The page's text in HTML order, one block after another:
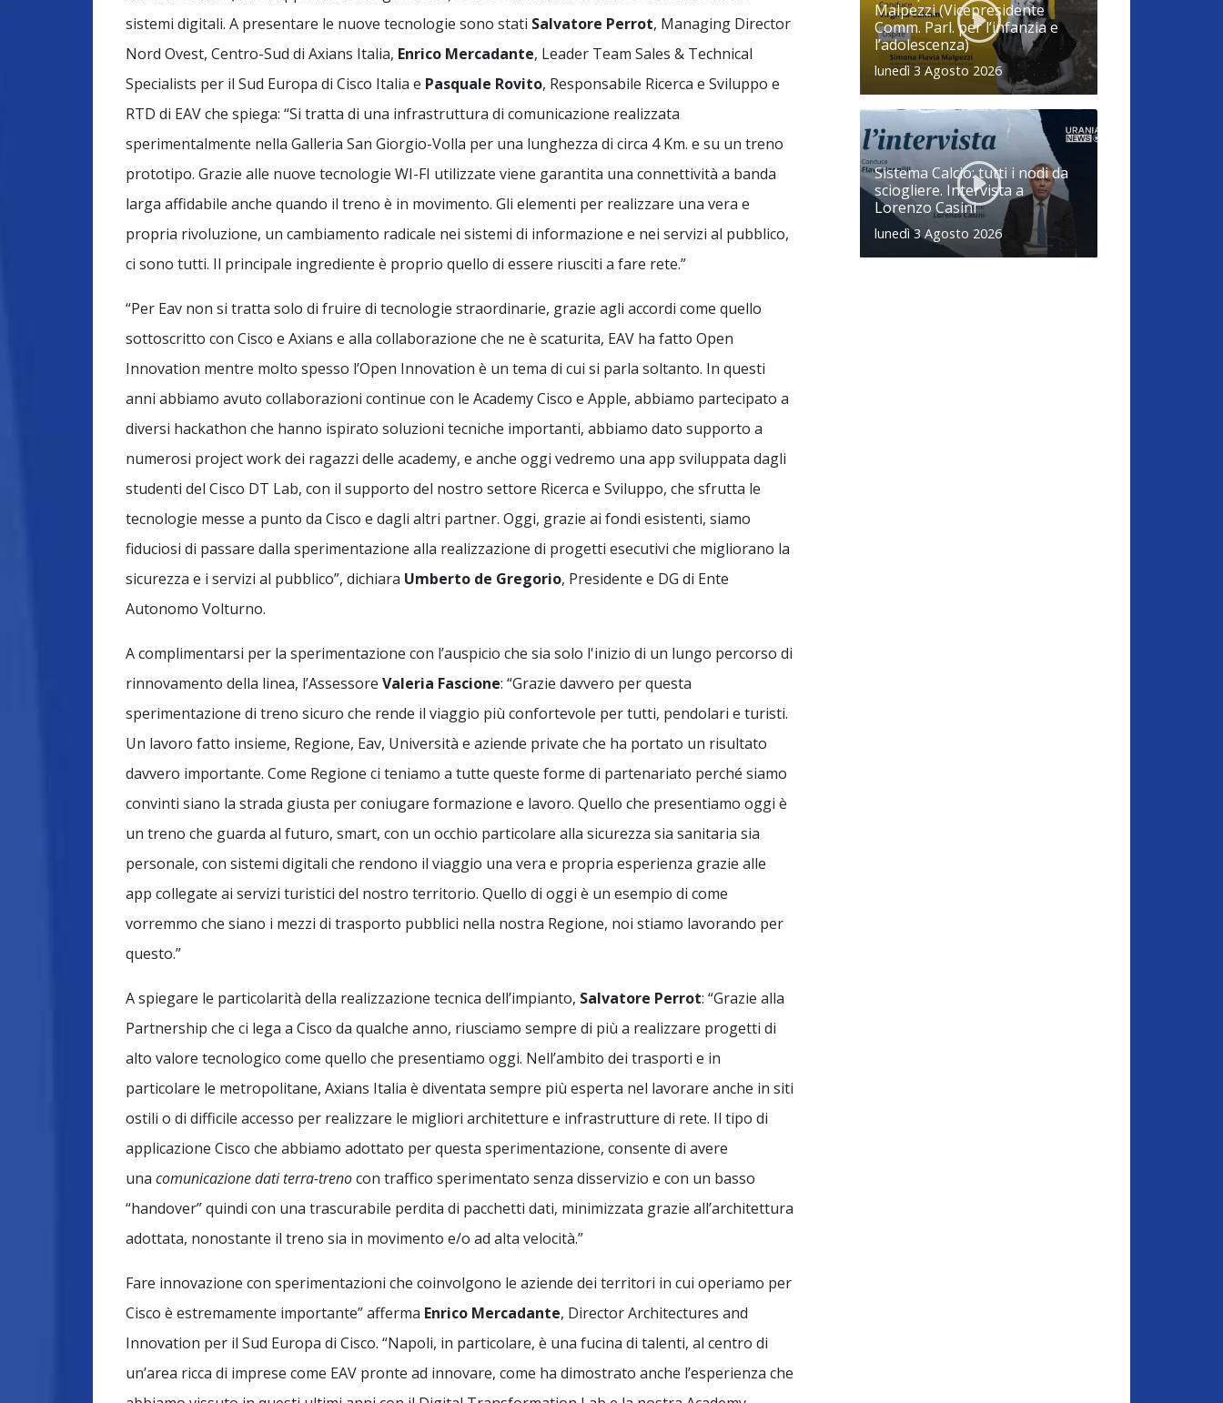
sistemi digitali. A presentare le nuove tecnologie sono stati Salvatore Perrot, Managing Director
Nord Ovest, Centro-Sud di Axians Italia, Enrico Mercadante, Leader Team Sales & Technical
Specialists per il Sud Europa di Cisco Italia e Pasquale Rovito, Responsabile Ricerca e Sviluppo e
RTD di EAV che spiega: “Si tratta di una infrastruttura di comunicazione realizzata
sperimentalmente nella Galleria San Giorgio-Volla per una lunghezza di circa 4 Km. e su un treno
prototipo. Grazie alle nuove tecnologie WI-FI utilizzate viene garantita una connettività a banda
larga affidabile anche quando il treno è in movimento. Gli elementi per realizzare una vera e
propria rivoluzione, un cambiamento radicale nei sistemi di informazione e nei servizi al pubblico,
ci sono tutti. Il principale ingrediente è proprio quello di essere riusciti a fare rete.”
“Per Eav non si tratta solo di fruire di tecnologie straordinarie, grazie agli accordi come quello
sottoscritto con Cisco e Axians e alla collaborazione che ne è scaturita, EAV ha fatto Open
Innovation mentre molto spesso l’Open Innovation è un tema di cui si parla soltanto. In questi
anni abbiamo avuto collaborazioni continue con le Academy Cisco e Apple, abbiamo partecipato a
diversi hackathon che hanno ispirato soluzioni tecniche importanti, abbiamo dato supporto a
numerosi project work dei ragazzi delle academy, e anche oggi vedremo una app sviluppata dagli
studenti del Cisco DT Lab, con il supporto del nostro settore Ricerca e Sviluppo, che sfrutta le
tecnologie messe a punto da Cisco e dagli altri partner. Oggi, grazie ai fondi esistenti, siamo
fiduciosi di passare dalla sperimentazione alla realizzazione di progetti esecutivi che migliorano la
sicurezza e i servizi al pubblico”, dichiara Umberto de Gregorio, Presidente e DG di Ente
Autonomo Volturno.
A complimentarsi per la sperimentazione con l’auspicio che sia solo l'inizio di un lungo percorso di
rinnovamento della linea, l’Assessore Valeria Fascione: “Grazie davvero per questa
sperimentazione di treno sicuro che rende il viaggio più confortevole per tutti, pendolari e turisti.
Un lavoro fatto insieme, Regione, Eav, Università e aziende private che ha portato un risultato
davvero importante. Come Regione ci teniamo a tutte queste forme di partenariato perché siamo
convinti siano la strada giusta per coniugare formazione e lavoro. Quello che presentiamo oggi è
un treno che guarda al futuro, smart, con un occhio particolare alla sicurezza sia sanitaria sia
personale, con sistemi digitali che rendono il viaggio una vera e propria esperienza grazie alle
app collegate ai servizi turistici del nostro territorio. Quello di oggi è un esempio di come
vorremmo che siano i mezzi di trasporto pubblici nella nostra Regione, noi stiamo lavorando per
questo.”
A spiegare le particolarità della realizzazione tecnica dell’impianto, Salvatore Perrot: “Grazie alla
Partnership che ci lega a Cisco da qualche anno, riusciamo sempre di più a realizzare progetti di
alto valore tecnologico come quello che presentiamo oggi. Nell’ambito dei trasporti e in
particolare le metropolitane, Axians Italia è diventata sempre più esperta nel lavorare anche in siti
ostili o di difficile accesso per realizzare le migliori architetture e infrastrutture di rete. Il tipo di
applicazione Cisco che abbiamo adottato per questa sperimentazione, consente di avere
una comunicazione dati terra-trenocon traffico sperimentato senza disservizio e con un basso
“handover” quindi con una trascurabile perdita di pacchetti dati, minimizzata grazie all’architettura
adottata, nonostante il treno sia in movimento e/o ad alta velocità.”
Fare innovazione con sperimentazioni che coinvolgono le aziende dei territori in cui operiamo per
Cisco è estremamente importante” afferma Enrico Mercadante, Director Architectures and
Innovation per il Sud Europa di Cisco. “Napoli, in particolare, è una fucina di talenti, al centro di
un’area ricca di imprese come EAV pronte ad innovare, come ha dimostrato anche l’esperienza che
Malpezzi (Vicepresidente
Comm. Parl. per l’infanzia e
l’adolescenza)
lunedì 3 Agosto 2026
Sistema Calcio: tutti i nodi da
sciogliere. Intervista a
Lorenzo Casini
lunedì 3 Agosto 2026